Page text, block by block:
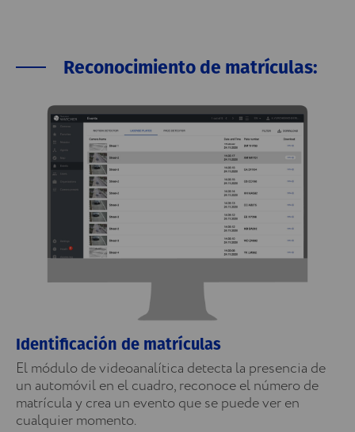
Reconocimiento de matrículas:
Identificación de matrículas
El módulo de videoanalítica detecta la presencia de
un automóvil en el cuadro, reconoce el número de
matrícula y crea un evento que se puede ver en
cualquier momento.